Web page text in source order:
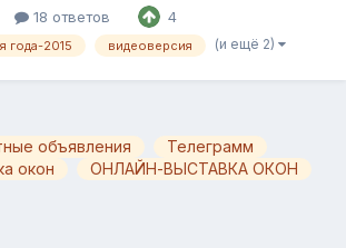
благодарит номинантов, экспертов,
Премии и гостей Церемонии за
18 ответов 4
года-2015 видеоверсия (и ещё 2)
объявления
Телеграмм
окон
ОНЛАЙН-ВЫСТАВКА ОКОН